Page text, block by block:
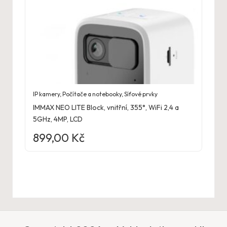
IP kamery,Počítače a notebooky,Síťové prvky
IMMAX NEO LITE Block, vnitřní, 355°, WiFi 2,4 a
5GHz, 4MP, LCD
899,00 Kč